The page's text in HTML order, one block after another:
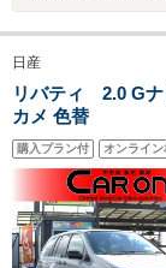
日産
リバティ 2.0 G
カメ 色替
購入プラン付 オンライン